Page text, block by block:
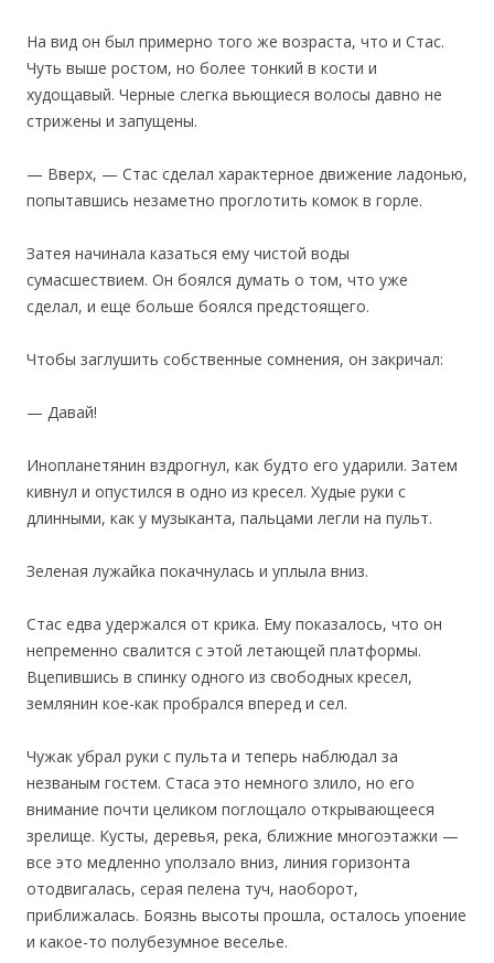
На вид он был примерно того же возраста, что и Стас.
Чуть выше ростом, но более тонкий в кости и
худощавый. Черные слегка вьющиеся волосы давно не
стрижены и запущены.
— Вверх, — Стас сделал характерное движение ладонью,
попытавшись незаметно проглотить комок в горле.
Затея начинала казаться ему чистой воды
сумасшествием. Он боялся думать о том, что уже
сделал, и еще больше боялся предстоящего.
Чтобы заглушить собственные сомнения, он закричал:
— Давай!
Инопланетянин вздрогнул, как будто его ударили. Затем
кивнул и опустился в одно из кресел. Худые руки с
длинными, как у музыканта, пальцами легли на пульт.
Зеленая лужайка покачнулась и уплыла вниз.
Стас едва удержался от крика. Ему показалось, что он
непременно свалится с этой летающей платформы.
Вцепившись в спинку одного из свободных кресел,
землянин кое-как пробрался вперед и сел.
Чужак убрал руки с пульта и теперь наблюдал за
незваным гостем. Стаса это немного злило, но его
внимание почти целиком поглощало открывающееся
зрелище. Кусты, деревья, река, ближние многоэтажки —
все это медленно уползало вниз, линия горизонта
отодвигалась, серая пелена туч, наоборот,
приближалась. Боязнь высоты прошла, осталось упоение
и какое-то полубезумное веселье.